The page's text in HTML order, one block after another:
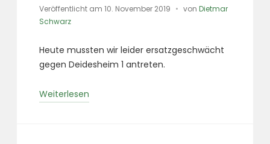
Veröffentlicht am10. November 2019 vonDietmar
Schwarz
Heute mussten wir leider ersatzgeschwächt
gegen Deidesheim 1 antreten.
Weiterlesen